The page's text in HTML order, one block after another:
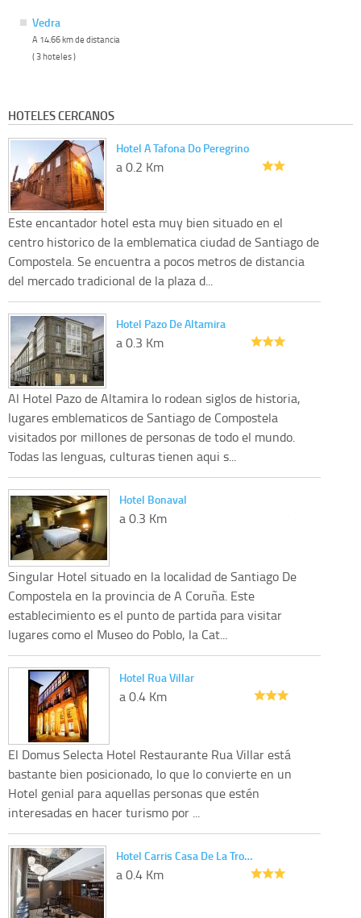
Vedra
A 14.66 km de distancia
( 3 hoteles )
HOTELES CERCANOS
Hotel A Tafona Do Peregrino
a 0.2 Km
Este encantador hotel esta muy bien situado en el
centro historico de la emblematica ciudad de Santiago de
Compostela. Se encuentra a pocos metros de distancia
del mercado tradicional de la plaza d...
Hotel Pazo De Altamira
a 0.3 Km
Al Hotel Pazo de Altamira lo rodean siglos de historia,
lugares emblematicos de Santiago de Compostela
visitados por millones de personas de todo el mundo.
Todas las lenguas, culturas tienen aqui s...
Hotel Bonaval
a 0.3 Km
Singular Hotel situado en la localidad de Santiago De
Compostela en la provincia de A Coruña. Este
establecimiento es el punto de partida para visitar
lugares como el Museo do Poblo, la Cat...
Hotel Rua Villar
a 0.4 Km
El Domus Selecta Hotel Restaurante Rua Villar está
bastante bien posicionado, lo que lo convierte en un
Hotel genial para aquellas personas que estén
interesadas en hacer turismo por ...
Hotel Carris Casa De La Tro…
a 0.4 Km